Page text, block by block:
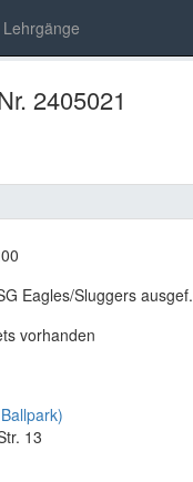
Lehrgänge
2405021
Eagles/Sluggers ausgef.
vorhanden
13